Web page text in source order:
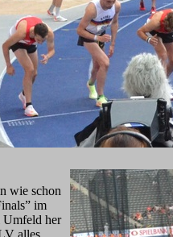
wie schon
im
Umfeld her
alles